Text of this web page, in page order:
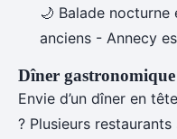
🌙 Balade
anciens - Annecy
Dîner
Envie d’un dîner en
? Plusieurs